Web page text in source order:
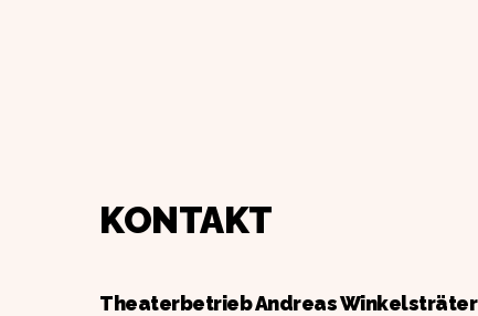
KONTAKT
Theaterbetrieb Andreas Winkelsträter